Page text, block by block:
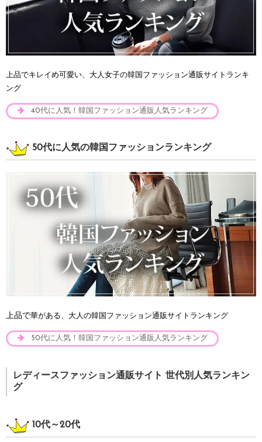
上品でキレイめ可愛い、大人女子の韓国ファッション通販サイトランキ
ング
40代に人気！韓国ファッション通販人気ランキング
50代に人気の韓国ファッションランキング
上品で華がある、大人の韓国ファッション通販サイトランキング
50代に人気！韓国ファッション通販人気ランキング
レディースファッション通販サイト 世代別人気ランキン
グ
10代～20代